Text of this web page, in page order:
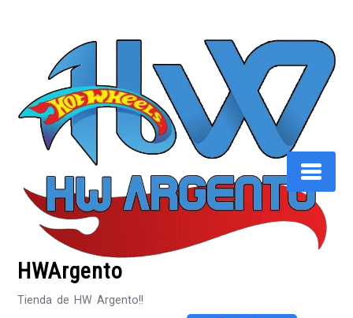
HWArgento
Tienda de HW Argento!!